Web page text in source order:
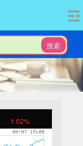
搜索
1.02%